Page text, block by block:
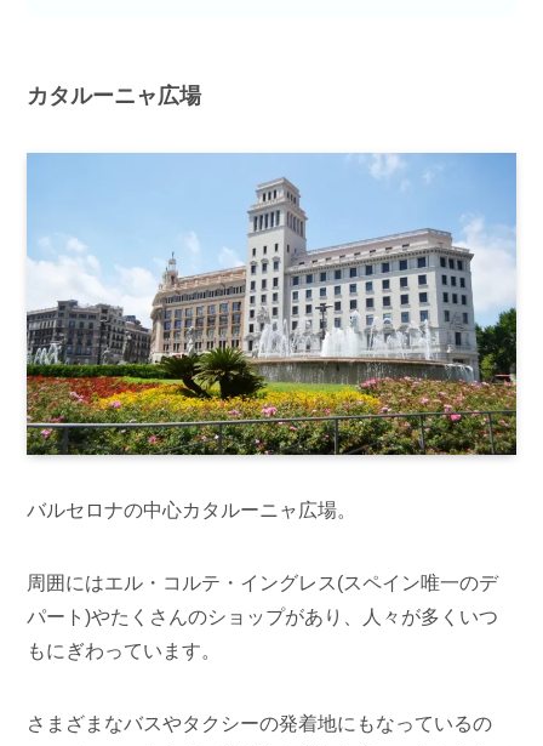
カタルーニャ広場
バルセロナの中心カタルーニャ広場。
周囲にはエル・コルテ・イングレス(スペイン唯一のデ
パート)やたくさんのショップがあり、人々が多くいつ
もにぎわっています。
さまざまなバスやタクシーの発着地にもなっているの